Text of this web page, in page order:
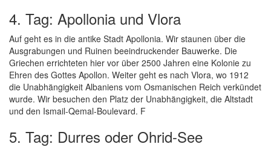
4. Tag: Apollonia und Vlora
Auf geht es in die antike Stadt Apollonia. Wir staunen über die
Ausgrabungen und Ruinen beeindruckender Bauwerke. Die
Griechen errichteten hier vor über 2500 Jahren eine Kolonie zu
Ehren des Gottes Apollon. Weiter geht es nach Vlora, wo 1912
die Unabhängigkeit Albaniens vom Osmanischen Reich verkündet
wurde. Wir besuchen den Platz der Unabhängigkeit, die Altstadt
und den Ismail-Qemal-Boulevard. F
5. Tag: Durres oder Ohrid-See